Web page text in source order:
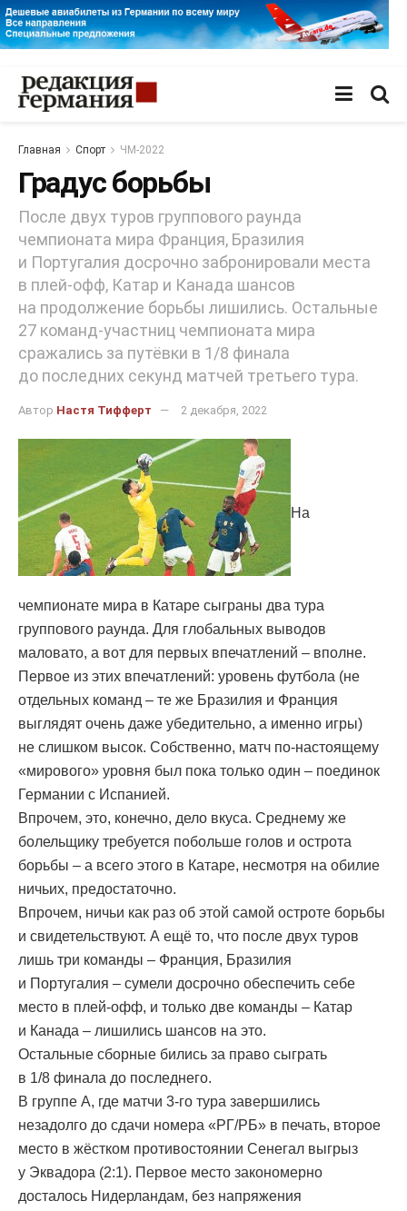
Главная Спорт ЧМ-2022
Градус борьбы
После двух туров группового раунда
чемпионата мира Франция, Бразилия
и Португалия досрочно забронировали места
в плей-офф, Катар и Канада шансов
на продолжение борьбы лишились. Остальные
27 команд-участниц чемпионата мира
сражались за путёвки в 1/8 финала
до последних секунд матчей третьего тура.
Автор Настя Тифферт 2 декабря, 2022
На
чемпионате мира в Катаре сыграны два тура
группового раунда. Для глобальных выводов
маловато, а вот для первых впечатлений – вполне.
Первое из этих впечатлений: уровень футбола (не
отдельных команд – те же Бразилия и Франция
выглядят очень даже убедительно, а именно игры)
не слишком высок. Собственно, матч по-настоящему
«мирового» уровня был пока только один – поединок
Германии с Испанией.
Впрочем, это, конечно, дело вкуса. Среднему же
болельщику требуется побольше голов и острота
борьбы – а всего этого в Катаре, несмотря на обилие
ничьих, предостаточно.
Впрочем, ничьи как раз об этой самой остроте борьбы
и свидетельствуют. А ещё то, что после двух туров
лишь три команды – Франция, Бразилия
и Португалия – сумели досрочно обеспечить себе
место в плей-офф, и только две команды – Катар
и Канада – лишились шансов на это.
Остальные сборные бились за право сыграть
в 1/8 финала до последнего.
В группе А, где матчи 3-го тура завершились
незадолго до сдачи номера «РГ/РБ» в печать, второе
место в жёстком противостоянии Сенегал выгрыз
у Эквадора (2:1). Первое место закономерно
досталось Нидерландам, без напряжения